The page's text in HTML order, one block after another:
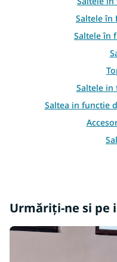
Saltele în
Saltele în
Saltele in
Saltea in functie
Urmăriți-ne si pe